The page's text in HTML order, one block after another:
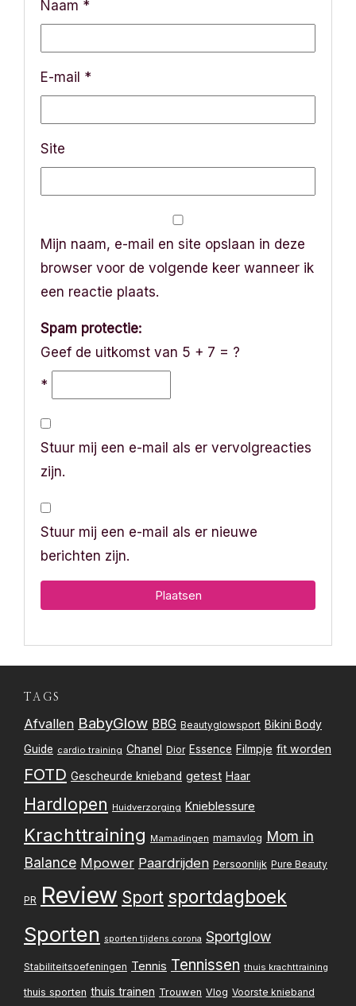
Naam *
E-mail *
Site
Mijn naam, e-mail en site opslaan in deze
browser voor de volgende keer wanneer ik
een reactie plaats.
Spam protectie:
Geef de uitkomst van 5 + 7 = ?
*
Stuur mij een e-mail als er vervolgreacties
zijn.
Stuur mij een e-mail als er nieuwe
berichten zijn.
TAGS
Afvallen BabyGlow BBG Beautyglowsport Bikini Body
Guide cardio training Chanel Dior Essence Filmpje fit worden
FOTD Gescheurde knieband getest Haar
Hardlopen Huidverzorging Knieblessure
Krachttraining Mamadingen mamavlog Mom in
Balance Mpower Paardrijden Persoonlijk Pure Beauty
PR Review Sport sportdagboek
Sporten sporten tijdens corona Sportglow
Stabiliteitsoefeningen Tennis Tennissen thuis krachttraining
thuis sporten thuis trainen Trouwen Vlog Voorste knieband